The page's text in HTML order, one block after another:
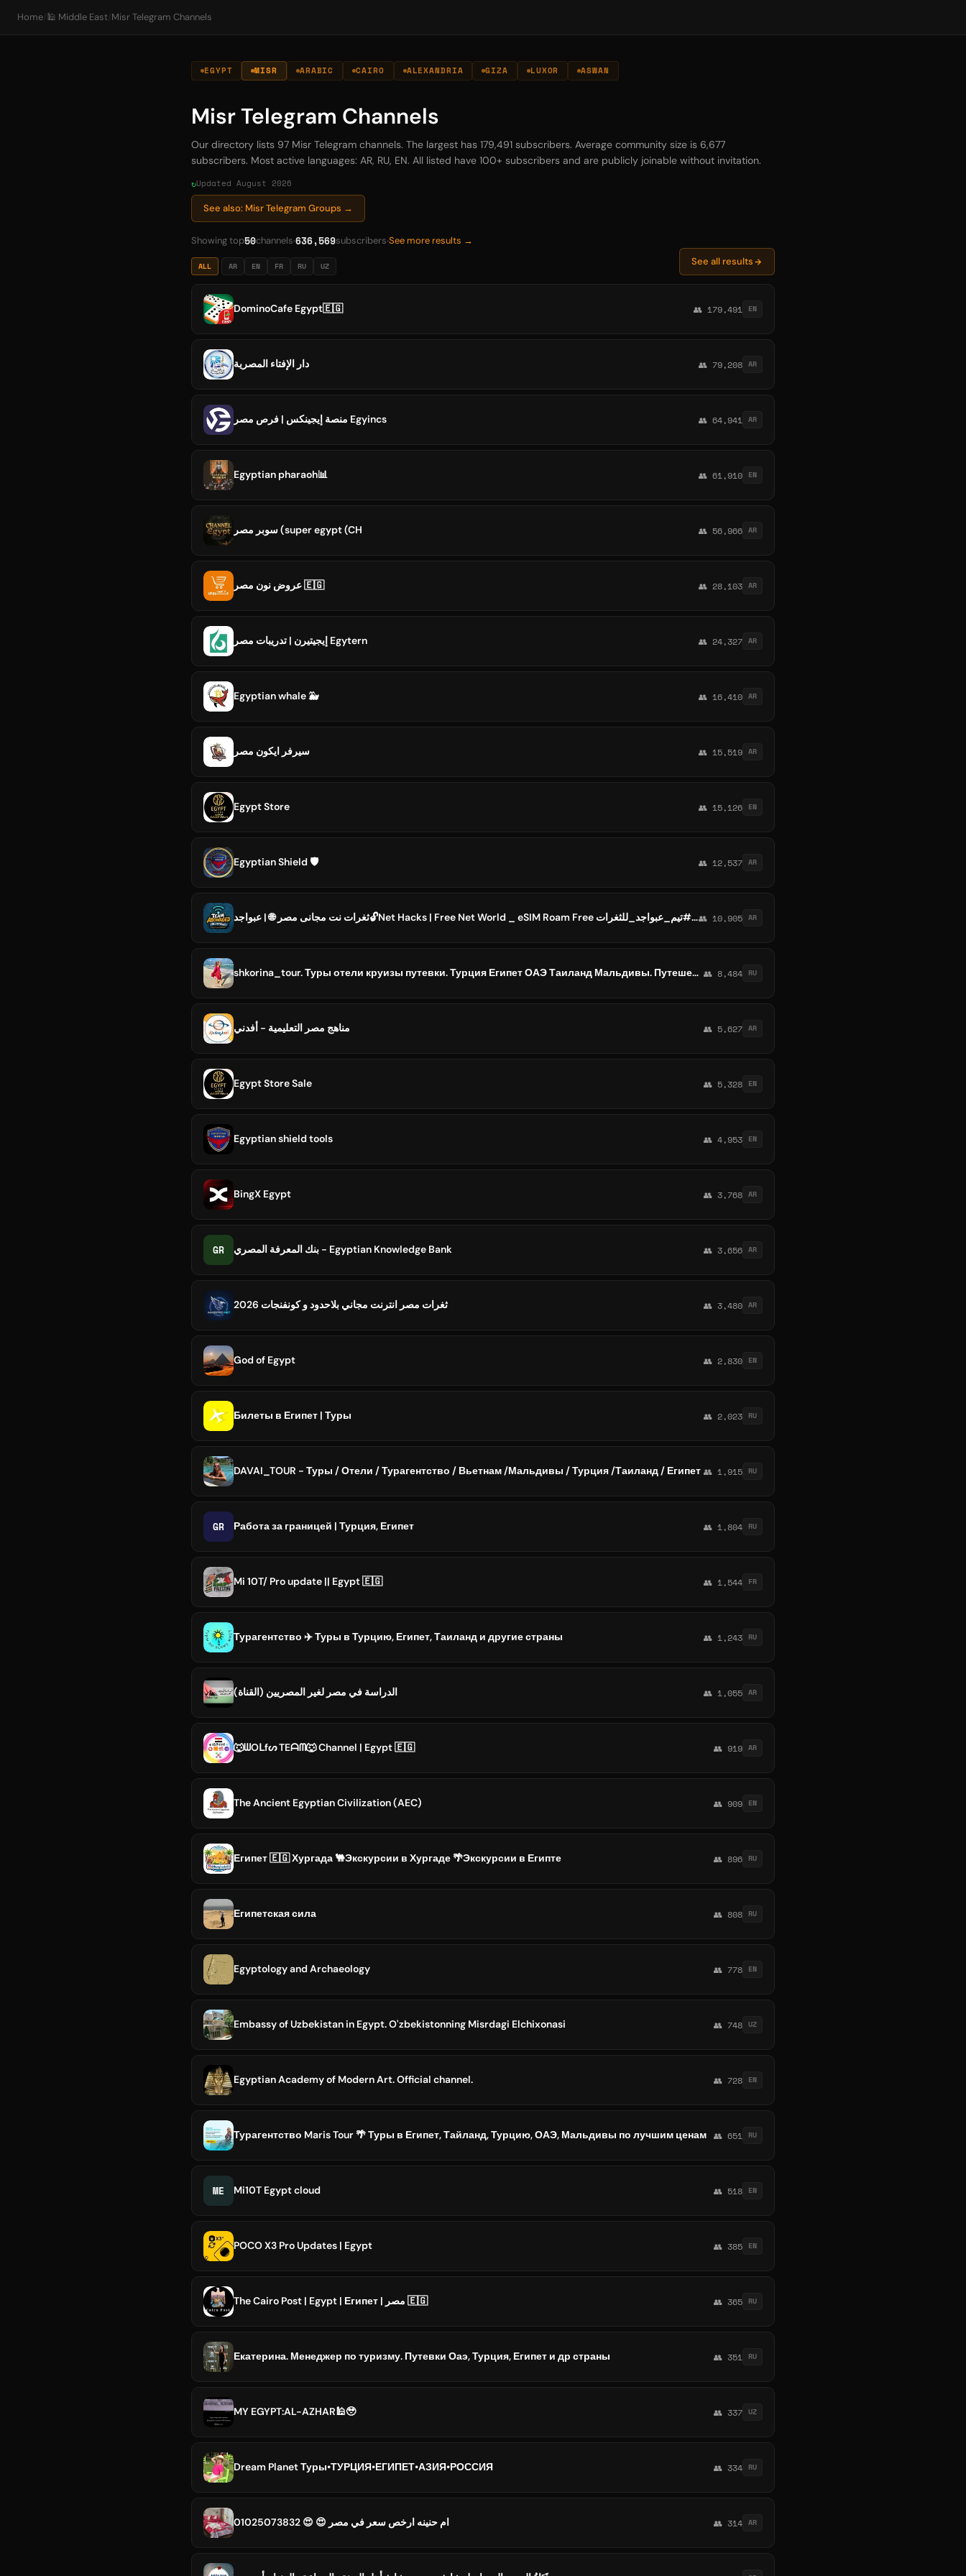
Home/ 🕌 Middle East/ Misr Telegram Channels
EGYPT MISR ARABIC CAIRO ALEXANDRIA GIZA LUXOR ASWAN
Misr Telegram Channels
Our directory lists 97 Misr Telegram channels. The largest has 179,491 subscribers. Average community size is 6,677
subscribers. Most active languages: AR, RU, EN. All listed have 100+ subscribers and are publicly joinable without invitation.
Updated August 2026
See also: Misr Telegram Groups →
Showing top50channels 636,569subscribers See more results →
ALL AR EN FR RU UZ See all results
DominoCafe Egypt🇪🇬 👥 179,491 EN
دار الإفتاء المصرية 👥 79,208 AR
منصة إيجينكس | فرص مصر Egyincs 👥 64,941 AR
Egyptian pharaoh📊 👥 61,910 EN
سوبر مصر (super egypt (CH 👥 56,966 AR
عروض نون مصر 🇪🇬 👥 28,103 AR
إيجيتيرن | تدريبات مصر Egytern 👥 24,327 AR
Egyptian whale 🐳 👥 16,410 AR
سيرفر ايكون مصر 👥 15,519 AR
Egypt Store 👥 15,126 EN
Egyptian Shield 🛡 👥 12,537 AR
ثغرات نت مجانى مصر 🌐 | عبواجد🔓Net Hacks | Free Net World _ eSIM Roam Free فودافون | اتصالات | وى | اورانج| #تيم_عبواجد_للثغرات👥 10,905 AR
shkorina_tour. Туры отели круизы путевки. Турция Египет ОАЭ Таиланд Мальдивы. Путешествия отдых туризм. Акции 👥 8,484 RU
مناهج مصر التعليمية - أفدني 👥 5,627 AR
Egypt Store Sale 👥 5,328 EN
Egyptian shield tools 👥 4,953 EN
BingX Egypt 👥 3,768 AR
GR بنك المعرفة المصري - Egyptian Knowledge Bank 👥 3,656 AR
ثغرات مصر انترنت مجاني بلاحدود و كونفنجات 2026 👥 3,480 AR
God of Egypt 👥 2,830 EN
Билеты в Египет | Туры 👥 2,023 RU
DAVAI_TOUR - Туры / Отели / Турагентство / Вьетнам /Мальдивы / Турция /Таиланд / Египет 👥 1,915 RU
GR Работа за границей | Турция, Египет 👥 1,804 RU
Mi 10T/ Pro update || Egypt 🇪🇬 👥 1,544 FR
Турагентство ✈️ Туры в Турцию, Египет, Таиланд и другие страны 👥 1,243 RU
الدراسة في مصر لغير المصريين (القناة) 👥 1,055 AR
🐺ᗯOᒪfᔕ TEᗩᗰ🐺 Channel | Egypt 🇪🇬 👥 919 AR
The Ancient Egyptian Civilization (AEC) 👥 909 EN
Египет 🇪🇬 Хургада 🐫Экскурсии в Хургаде 🌴Экскурсии в Египте 👥 896 RU
Египетская сила 👥 808 RU
Egyptology and Archaeology 👥 778 EN
Embassy of Uzbekistan in Egypt. O'zbekistonning Misrdagi Elchixonasi 👥 748 UZ
Egyptian Academy of Modern Art. Official channel. 👥 728 EN
Турагентство Maris Tour 🌴 Туры в Египет, Тайланд, Турцию, ОАЭ, Мальдивы по лучшим ценам 👥 651 RU
ME Mi10T Egypt cloud 👥 518 EN
POCO X3 Pro Updates | Egypt 👥 385 EN
The Cairo Post | Egypt | Египет | مصر 🇪🇬 👥 365 RU
Екатерина. Менеджер по туризму. Путевки Оаэ, Турция, Египет и др страны 👥 351 RU
MY EGYPT:AL-AZHAR🕌🥹 👥 337 UZ
Dream Planet Туры•ТУРЦИЯ•ЕГИПЕТ•АЗИЯ•РОССИЯ 👥 334 RU
ام حنينه ارخص سعر في مصر 😍 😍 01025073832 👥 314 AR